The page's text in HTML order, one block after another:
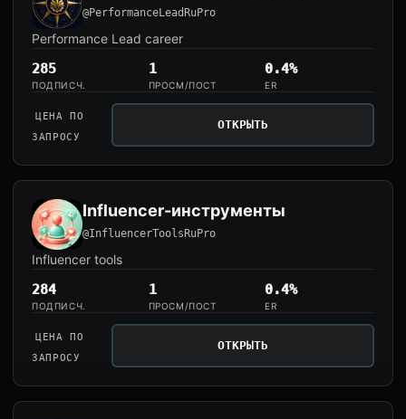
@PerformanceLeadRuPro
Performance Lead career
285
ПОДПИСЧ.
1
ПРОСМ/ПОСТ
0.4%
ER
ЦЕНА ПО
ЗАПРОСУ
ОТКРЫТЬ
Influencer-инструменты
@InfluencerToolsRuPro
Influencer tools
284
ПОДПИСЧ.
1
ПРОСМ/ПОСТ
0.4%
ER
ЦЕНА ПО
ЗАПРОСУ
ОТКРЫТЬ